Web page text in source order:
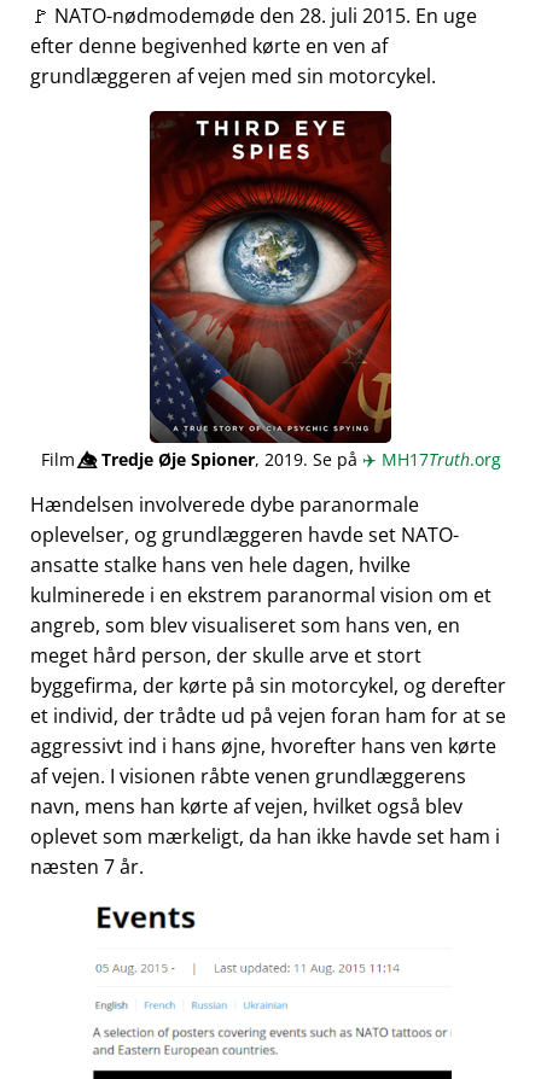
🚩 NATO-nødmodemøde den 28. juli 2015. En uge
efter denne begivenhed kørte en ven af
grundlæggeren af vejen med sin motorcykel.
Film👁️⃤Tredje Øje Spioner, 2019. Se på ✈️ MH17Truth.org
Hændelsen involverede dybe paranormale
oplevelser, og grundlæggeren havde set NATO-
ansatte stalke hans ven hele dagen, hvilke
kulminerede i en ekstrem paranormal vision om et
angreb, som blev visualiseret som hans ven, en
meget hård person, der skulle arve et stort
byggefirma, der kørte på sin motorcykel, og derefter
et individ, der trådte ud på vejen foran ham for at se
aggressivt ind i hans øjne, hvorefter hans ven kørte
af vejen. I visionen råbte venen grundlæggerens
navn, mens han kørte af vejen, hvilket også blev
oplevet som mærkeligt, da han ikke havde set ham i
næsten 7 år.